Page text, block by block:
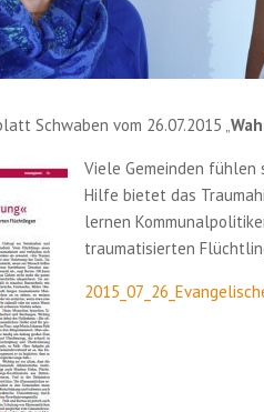
Schwaben vom 26.07.2015 „
Viele Gemeinden
Hilfe bietet das
lernen
traumatisierten